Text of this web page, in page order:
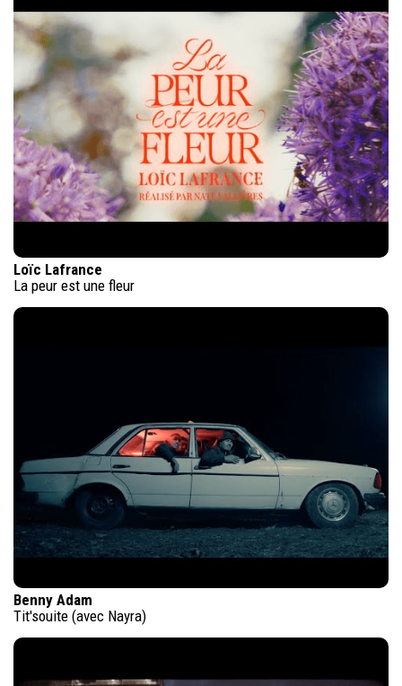
Loïc Lafrance
La peur est une fleur
Benny Adam
Tit'souite (avec Nayra)